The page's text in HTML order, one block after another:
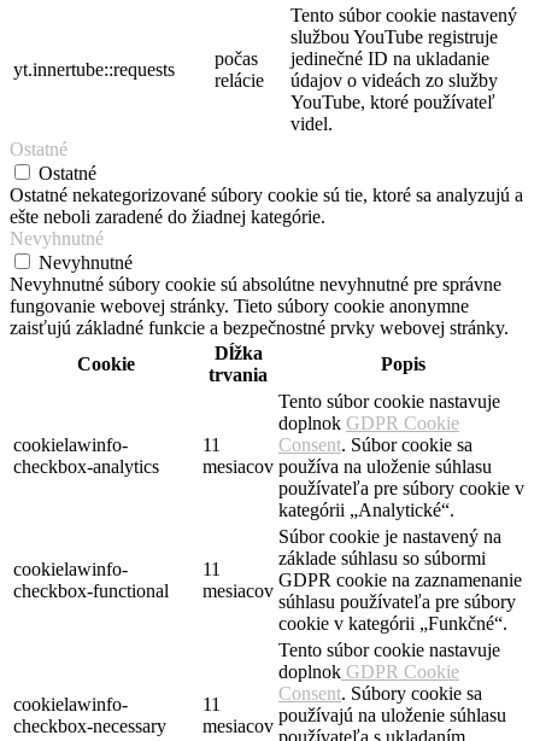
yt.innertube::requests
počas
relácie
Tento súbor cookie nastavený
službou YouTube registruje
jedinečné ID na ukladanie
údajov o videách zo služby
YouTube, ktoré používateľ
videl.
Ostatné
Ostatné
Ostatné nekategorizované súbory cookie sú tie, ktoré sa analyzujú a
ešte neboli zaradené do žiadnej kategórie.
Nevyhnutné
Nevyhnutné
Nevyhnutné súbory cookie sú absolútne nevyhnutné pre správne
fungovanie webovej stránky. Tieto súbory cookie anonymne
zaisťujú základné funkcie a bezpečnostné prvky webovej stránky.
Cookie
Dĺžka
trvania
Popis
cookielawinfo-
checkbox-analytics
11
mesiacov
Tento súbor cookie nastavuje
doplnok GDPR Cookie
Consent. Súbor cookie sa
používa na uloženie súhlasu
používateľa pre súbory cookie v
kategórii „Analytické“.
cookielawinfo-
checkbox-functional
11
mesiacov
Súbor cookie je nastavený na
základe súhlasu so súbormi
GDPR cookie na zaznamenanie
súhlasu používateľa pre súbory
cookie v kategórii „Funkčné“.
cookielawinfo-
checkbox-necessary
11
mesiacov
Tento súbor cookie nastavuje
doplnok GDPR Cookie
Consent. Súbory cookie sa
používajú na uloženie súhlasu
používateľa s ukladaním